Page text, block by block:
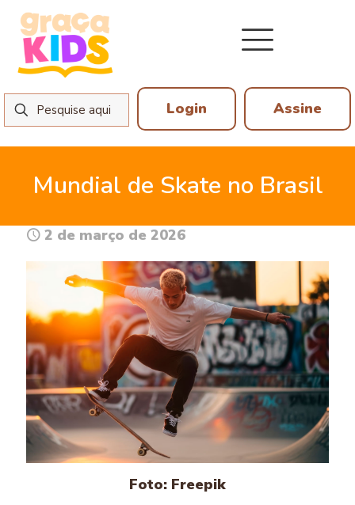
Login Assine
Mundial de Skate no Brasil
2 de março de 2026
Foto: Freepik